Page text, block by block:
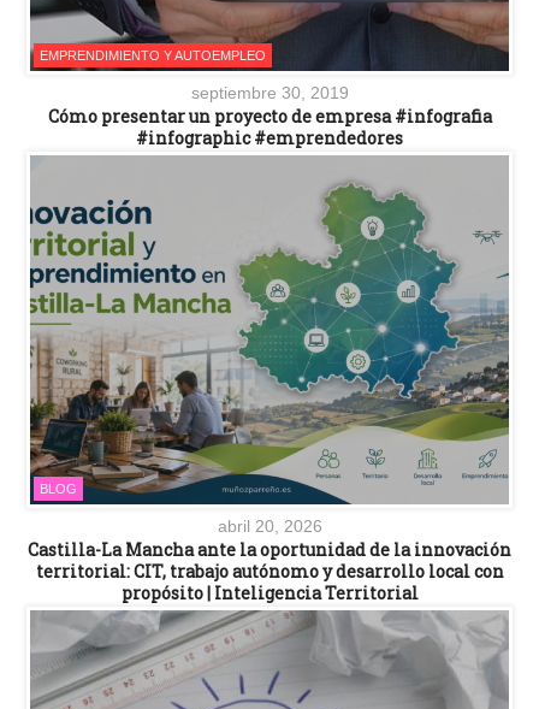
EMPRENDIMIENTO Y AUTOEMPLEO
septiembre 30, 2019
Cómo presentar un proyecto de empresa #infografia
#infographic #emprendedores
BLOG
abril 20, 2026
Castilla-La Mancha ante la oportunidad de la innovación
territorial: CIT, trabajo autónomo y desarrollo local con
propósito | Inteligencia Territorial